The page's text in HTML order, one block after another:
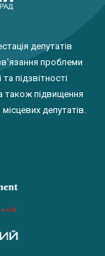
депутатів
проблеми
підзвітності
також підвищення
депутатів.